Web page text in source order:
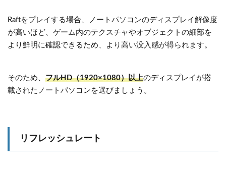
Raftをプレイする場合、ノートパソコンのディスプレイ解像度
が高いほど、ゲーム内のテクスチャやオブジェクトの細部を
より鮮明に確認できるため、より高い没入感が得られます。
そのため、 フルHD（1920×1080）以上のディスプレイが搭
載されたノートパソコンを選びましょう。
リフレッシュレート